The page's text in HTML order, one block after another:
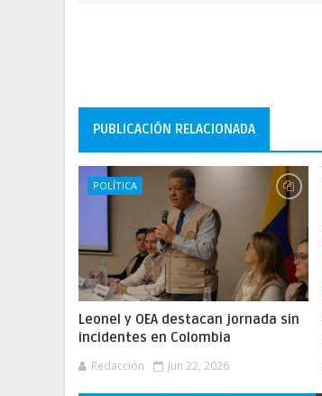
PUBLICACIÓN RELACIONADA
POLÍTICA
Leonel y OEA destacan jornada sin
incidentes en Colombia
Redacción Jun 22, 2026